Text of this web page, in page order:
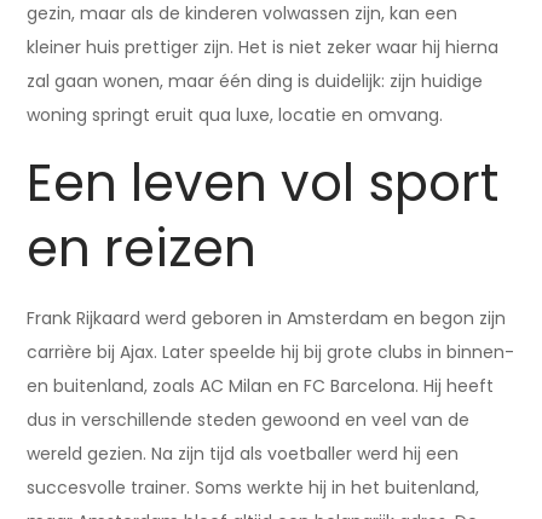
gezin, maar als de kinderen volwassen zijn, kan een
kleiner huis prettiger zijn. Het is niet zeker waar hij hierna
zal gaan wonen, maar één ding is duidelijk: zijn huidige
woning springt eruit qua luxe, locatie en omvang.
Een leven vol sport
en reizen
Frank Rijkaard werd geboren in Amsterdam en begon zijn
carrière bij Ajax. Later speelde hij bij grote clubs in binnen-
en buitenland, zoals AC Milan en FC Barcelona. Hij heeft
dus in verschillende steden gewoond en veel van de
wereld gezien. Na zijn tijd als voetballer werd hij een
succesvolle trainer. Soms werkte hij in het buitenland,